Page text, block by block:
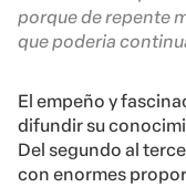
porque de repente
que poderia
El empeño y
difundir su
Del segundo al
con enormes